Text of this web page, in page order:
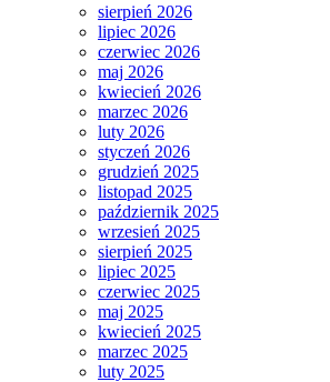
sierpień 2026
lipiec 2026
czerwiec 2026
maj 2026
kwiecień 2026
marzec 2026
luty 2026
styczeń 2026
grudzień 2025
listopad 2025
październik 2025
wrzesień 2025
sierpień 2025
lipiec 2025
czerwiec 2025
maj 2025
kwiecień 2025
marzec 2025
luty 2025